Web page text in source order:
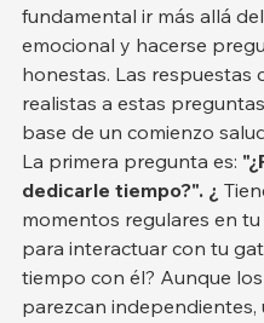
fundamental ir más allá
emocional y hacerse
honestas. Las respuestas
realistas a estas
base de un comienzo
La primera pregunta es:
dedicarle tiempo?". ¿
momentos regulares en tu
para interactuar con tu
tiempo con él? Aunque
parezcan independientes,